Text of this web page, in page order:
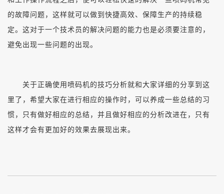
的故障问题，这样就可以做到快捷高效、保障生产的持续稳
定。这对于一个技术员的解决问题的能力也是必须要注意的，
避免出现一些问题的出现。
关于正确使用喷码机的技巧分析就和大家详细的分享到这
里了，希望大家在进行相应的操作时，可以养成一些总结的习
惯，只有做好相应的总结，并且做好相应的分析改进在，只有
这样才会有更加好的效果去展现出来。